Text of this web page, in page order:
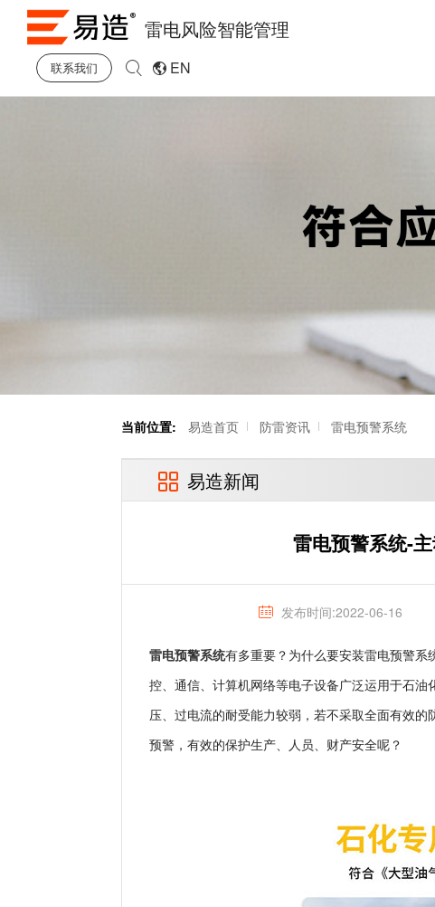
雷电风险智能管理
联系我们 EN
当前位置: 易造首页 防雷资讯 雷电预警系统
易造新闻
雷电预警系统-
发布时间:2022-06-16
雷电预警系统有多重要？为什么要安装雷电预警
控、通信、计算机网络等电子设备广泛运用于石
压、过电流的耐受能力较弱，若不采取全面有效
预警，有效的保护生产、人员、财产安全呢？